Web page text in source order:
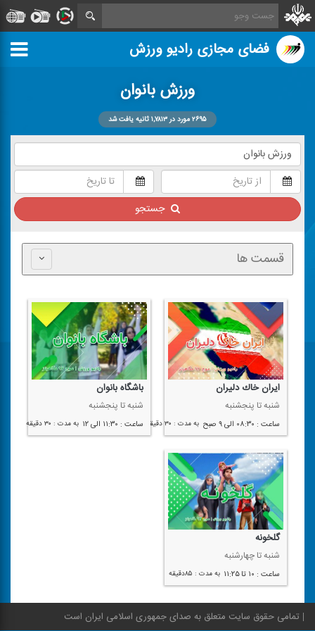
فضای مجازی رادیو ورزش
ورزش بانوان
۲۶۹۵ مورد در ۱,۷۸۱۳ ثانیه یافت شد
جستجو
قسمت ها
ایران خاك دلیران
شنبه تا پنجشنبه
ساعت : ۰۸:۳۰ الی ۹ صبح به مدت : ۳۰ دقیقه
باشگاه بانوان
شنبه تا پنجشنبه
ساعت : ۱۱:۳۰ الی ۱۲ به مدت : ۳۰ دقیقه
گلخونه
شنبه تا چهارشنبه
ساعت : ۱۰ تا ۱۱:۲۵ به مدت : ۸۵دقیقه
تمامی حقوق سایت متعلق به صدای جمهوری اسلامی ایران است